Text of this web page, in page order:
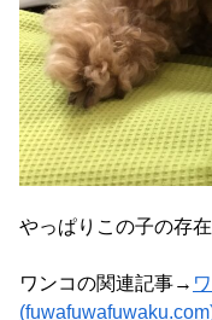
やっぱりこの子の存
ワンコの関連記事→